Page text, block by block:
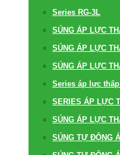
Series RG-3L
SÚNG ÁP LỰC
SÚNG ÁP LỰC
SÚNG ÁP LỰC
Series áp lực thấp
SERIES ÁP LỰC
SÚNG ÁP LỰC
SÚNG TỰ ĐỘNG